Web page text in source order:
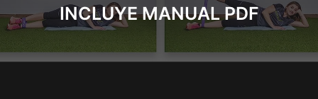
INCLUYE MANUAL PDF